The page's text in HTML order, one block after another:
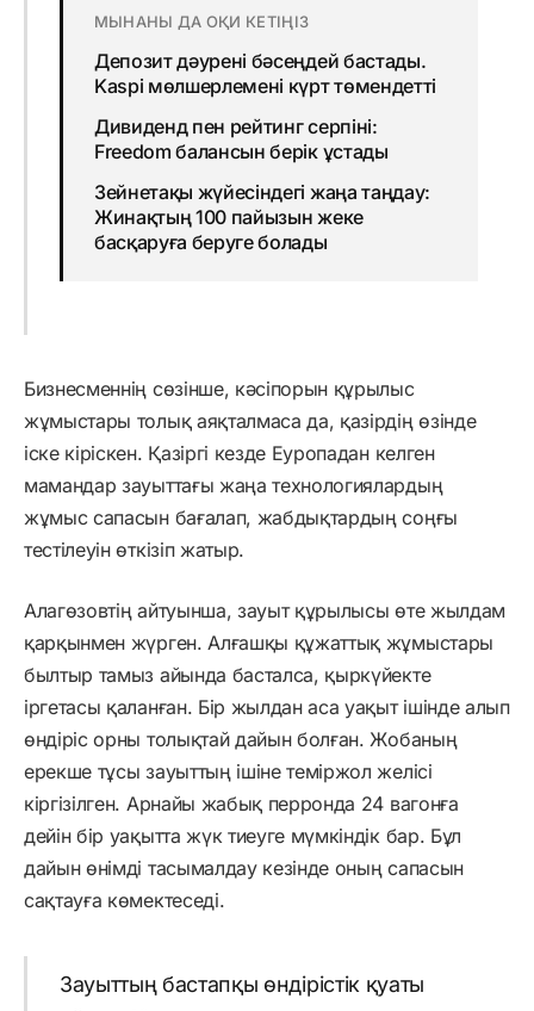
МЫНАНЫ ДА ОҚИ КЕТІҢІЗ
Депозит дәурені бәсеңдей бастады.
Kaspi мөлшерлемені күрт төмендетті
Дивиденд пен рейтинг серпіні:
Freedom балансын берік ұстады
Зейнетақы жүйесіндегі жаңа таңдау:
Жинақтың 100 пайызын жеке
басқаруға беруге болады
Бизнесменнің сөзінше, кәсіпорын құрылыс
жұмыстары толық аяқталмаса да, қазірдің өзінде
іске кіріскен. Қазіргі кезде Еуропадан келген
мамандар зауыттағы жаңа технологиялардың
жұмыс сапасын бағалап, жабдықтардың соңғы
тестілеуін өткізіп жатыр.
Алагөзовтің айтуынша, зауыт құрылысы өте жылдам
қарқынмен жүрген. Алғашқы құжаттық жұмыстары
былтыр тамыз айында басталса, қыркүйекте
іргетасы қаланған. Бір жылдан аса уақыт ішінде алып
өндіріс орны толықтай дайын болған. Жобаның
ерекше тұсы зауыттың ішіне теміржол желісі
кіргізілген. Арнайы жабық перронда 24 вагонға
дейін бір уақытта жүк тиеуге мүмкіндік бар. Бұл
дайын өнімді тасымалдау кезінде оның сапасын
сақтауға көмектеседі.
Зауыттың бастапқы өндірістік қуаты